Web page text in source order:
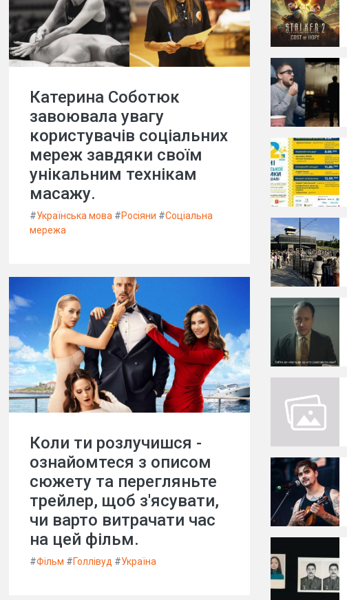
Катерина Соботюк
завоювала увагу
користувачів соціальних
мереж завдяки своїм
унікальним технікам
масажу.
#Українська мова #Росіяни #Соціальна
мережа
Коли ти розлучишся -
ознайомтеся з описом
сюжету та перегляньте
трейлер, щоб з'ясувати,
чи варто витрачати час
на цей фільм.
#Фільм #Голлівуд #Україна